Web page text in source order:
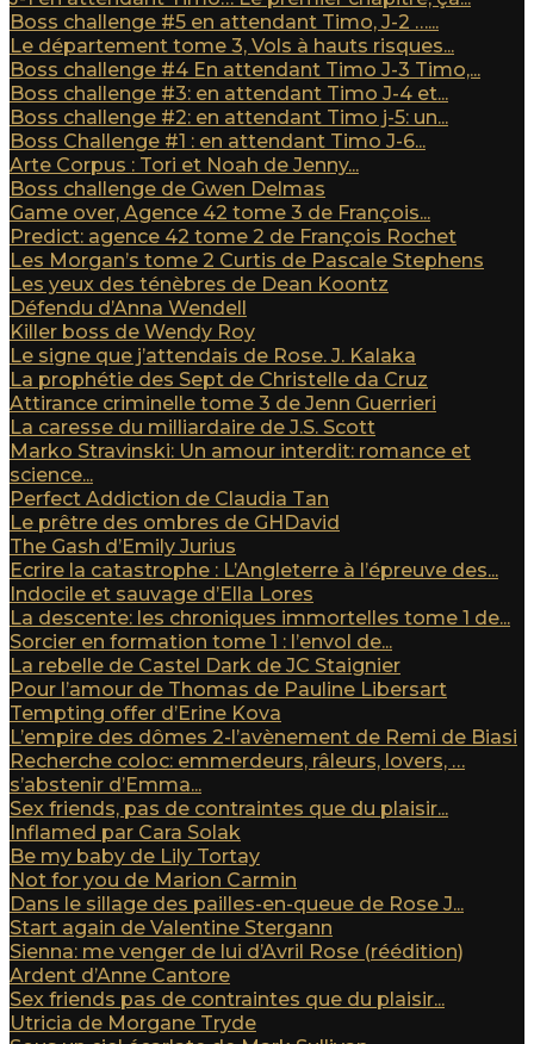
Boss challenge #5 en attendant Timo, J-2 …...
Le département tome 3, Vols à hauts risques...
Boss challenge #4 En attendant Timo J-3 Timo,...
Boss challenge #3: en attendant Timo J-4 et...
Boss challenge #2: en attendant Timo j-5: un...
Boss Challenge #1 : en attendant Timo J-6...
Arte Corpus : Tori et Noah de Jenny...
Boss challenge de Gwen Delmas
Game over, Agence 42 tome 3 de François...
Predict: agence 42 tome 2 de François Rochet
Les Morgan’s tome 2 Curtis de Pascale Stephens
Les yeux des ténèbres de Dean Koontz
Défendu d’Anna Wendell
Killer boss de Wendy Roy
Le signe que j’attendais de Rose. J. Kalaka
La prophétie des Sept de Christelle da Cruz
Attirance criminelle tome 3 de Jenn Guerrieri
La caresse du milliardaire de J.S. Scott
Marko Stravinski: Un amour interdit: romance et
science...
Perfect Addiction de Claudia Tan
Le prêtre des ombres de GHDavid
The Gash d’Emily Jurius
Ecrire la catastrophe : L’Angleterre à l’épreuve des...
Indocile et sauvage d’Ella Lores
La descente: les chroniques immortelles tome 1 de...
Sorcier en formation tome 1 : l’envol de...
La rebelle de Castel Dark de JC Staignier
Pour l’amour de Thomas de Pauline Libersart
Tempting offer d’Erine Kova
L’empire des dômes 2-l’avènement de Remi de Biasi
Recherche coloc: emmerdeurs, râleurs, lovers, …
s’abstenir d’Emma...
Sex friends, pas de contraintes que du plaisir...
Inflamed par Cara Solak
Be my baby de Lily Tortay
Not for you de Marion Carmin
Dans le sillage des pailles-en-queue de Rose J...
Start again de Valentine Stergann
Sienna: me venger de lui d’Avril Rose (réédition)
Ardent d’Anne Cantore
Sex friends pas de contraintes que du plaisir...
Utricia de Morgane Tryde